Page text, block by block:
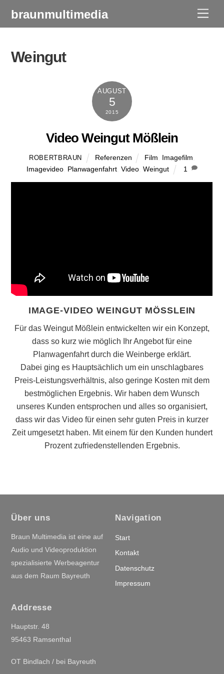
braunmultimedia
Weingut
AUGUST
5
2015
Video Weingut Mößlein
ROBERTBRAUN Referenzen Film Imagefilm
Imagevideo Planwagenfahrt ,Video ,Weingut 1
IMAGE-VIDEO WEINGUT MÖSSLEIN
Für das Weingut Mößlein entwickelten wir ein Konzept,
dass so kurz wie möglich Ihr Angebot für eine
Planwagenfahrt durch die Weinberge erklärt.
Dabei ging es Hauptsächlich um ein unschlagbares
Preis-Leistungsverhältnis, also geringe Kosten mit dem
bestmöglichen Ergebnis. Wir haben dem Wunsch
unseres Kunden entsprochen und alles so organisiert,
dass wir das Video für einen sehr guten Preis in kurzer
Zeit umgesetzt haben. Mit einem für den Kunden hundert
Prozent zufriedenstellenden Ergebnis.
Über uns
Braun Multimedia ist eine auf
Audio und Videoproduktion
spezialisierte Werbeagentur
aus dem Raum Bayreuth
Navigation
Start
Kontakt
Datenschutz
Impressum
Addresse
Hauptstr. 48
95463 Ramsenthal
OT Bindlach / bei Bayreuth